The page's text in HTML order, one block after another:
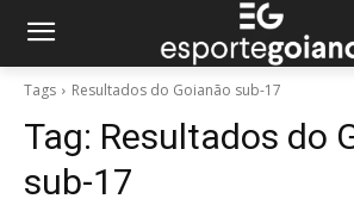
Tags Resultados do Goianão sub-17
Tag: Resultados do
sub-17